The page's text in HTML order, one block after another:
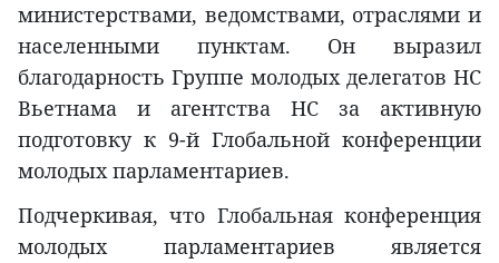
министерствами, ведомствами, отраслями и
населенными пунктам. Он выразил
благодарность Группе молодых делегатов НС
Вьетнама и агентства НС за активную
подготовку к 9-й Глобальной конференции
молодых парламентариев.
Подчеркивая, что Глобальная конференция
молодых парламентариев является